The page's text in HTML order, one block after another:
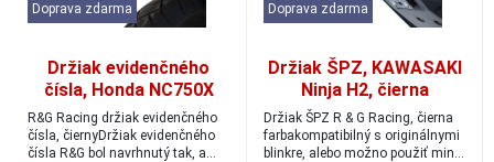
Doprava zdarma
Držiak evidenčného
čísla, Honda NC750X
(2021-), čierny
R&G Racing držiak evidenčného
čísla, čiernyDržiak evidenčného
čísla R&G bol navrhnutý tak, a...
Doprava zdarma
Držiak ŠPZ, KAWASAKI
Ninja H2, čierna
Držiak ŠPZ R & G Racing, čierna
farbakompatibilný s originálnymi
blinkre, alebo možno použiť min...